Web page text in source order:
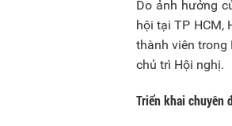
Do ảnh hưởng
hội tại TP HCM,
thành viên trong
chủ trì Hội nghị.
Triển khai chuyên